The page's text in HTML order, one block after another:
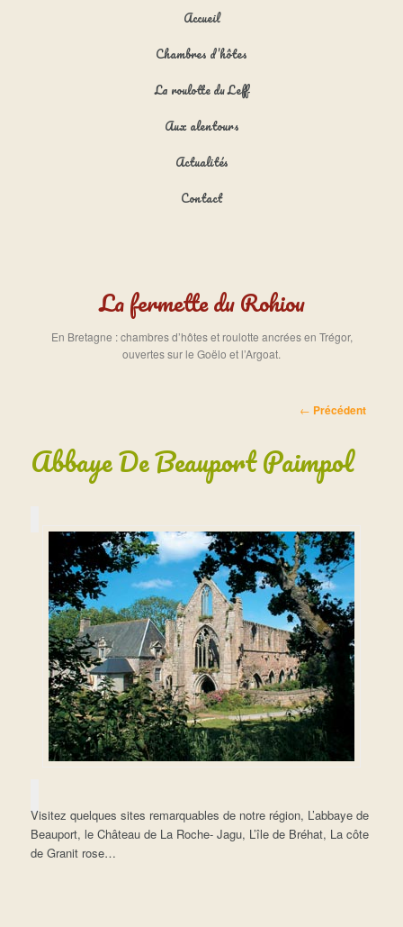
Aller au contenu principal
Aller au contenu secondaireAccueil
Chambres d’hôtes
La roulotte du Leff
Aux alentours
Actualités
Contact
La fermette du Rohiou
En Bretagne : chambres d’hôtes et roulotte ancrées en Trégor,
ouvertes sur le Goëlo et l’Argoat.
Navigation des
← Précédent
Abbaye De Beauport Paimpol
Visitez quelques sites remarquables de notre région, L’abbaye de
Beauport, le Château de La Roche- Jagu, L’île de Bréhat, La côte
de Granit rose…